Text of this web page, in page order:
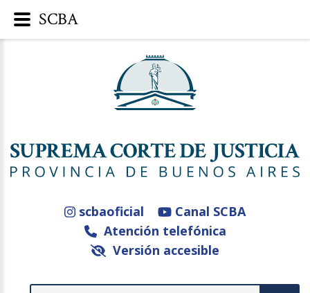
scbaoficial
Canal SCBA
Atención telefónica
Versión accesible
SCBA